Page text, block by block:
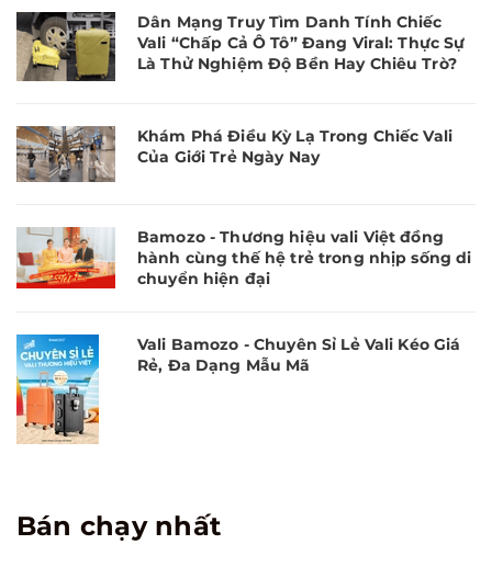
Dân Mạng Truy Tìm Danh Tính Chiếc
Vali “Chấp Cả Ô Tô” Đang Viral: Thực Sự
Là Thử Nghiệm Độ Bền Hay Chiêu Trò?
Khám Phá Điều Kỳ Lạ Trong Chiếc Vali
Của Giới Trẻ Ngày Nay
Bamozo - Thương hiệu vali Việt đồng
hành cùng thế hệ trẻ trong nhịp sống di
chuyển hiện đại
Vali Bamozo - Chuyên Sỉ Lẻ Vali Kéo Giá
Rẻ, Đa Dạng Mẫu Mã
Bán chạy nhất